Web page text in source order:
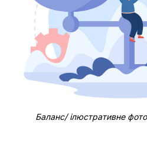
Баланс/ ілюстративне